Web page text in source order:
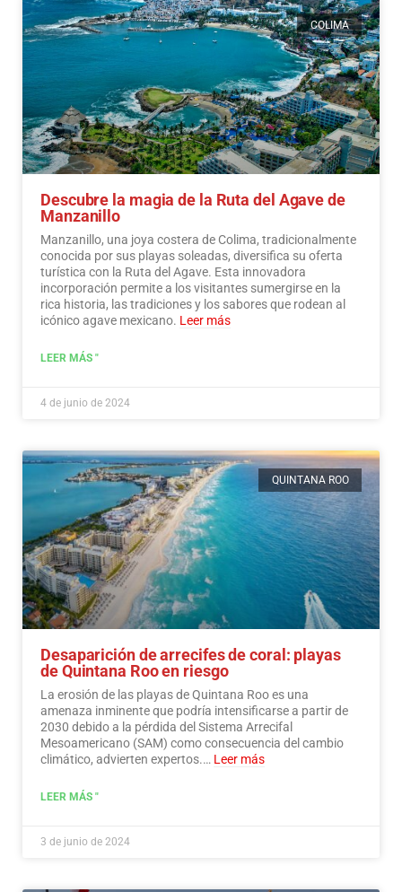
COLIMA
Descubre la magia de la Ruta del Agave de
Manzanillo
Manzanillo, una joya costera de Colima, tradicionalmente
conocida por sus playas soleadas, diversifica su oferta
turística con la Ruta del Agave. Esta innovadora
incorporación permite a los visitantes sumergirse en la
rica historia, las tradiciones y los sabores que rodean al
icónico agave mexicano. Leer más
LEER MÁS "
4 de junio de 2024
QUINTANA ROO
Desaparición de arrecifes de coral: playas
de Quintana Roo en riesgo
La erosión de las playas de Quintana Roo es una
amenaza inminente que podría intensificarse a partir de
2030 debido a la pérdida del Sistema Arrecifal
Mesoamericano (SAM) como consecuencia del cambio
climático, advierten expertos.… Leer más
LEER MÁS "
3 de junio de 2024